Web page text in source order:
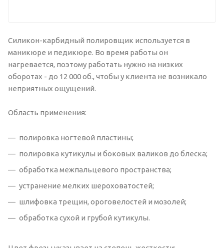
Силикон-карбидный полировщик используется в
маникюре и педикюре. Во время работы он
нагревается, поэтому работать нужно на низких
оборотах - до 12 000 об., чтобы у клиента не возникало
неприятных ощущений.
Область применения:
полировка ногтевой пластины;
полировка кутикулы и боковых валиков до блеска;
обработка межпальцевого пространства;
устранение мелких шероховатостей;
шлифовка трещин, ороговелостей и мозолей;
обработка сухой и грубой кутикулы.